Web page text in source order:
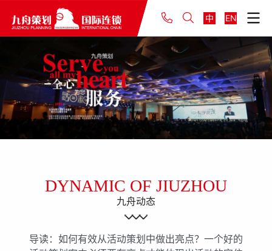
中 EN
DYNAMIC OF JIUZHOU
九舟动态
导读：如何有效从活动策划中做出亮点？一个好的